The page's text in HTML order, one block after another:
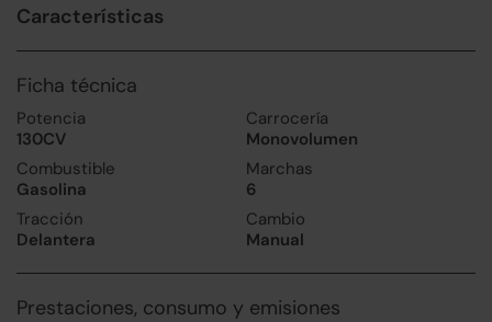
Características
Ficha técnica
Potencia
130CV
Carrocería
Monovolumen
Combustible
Gasolina
Marchas
6
Tracción
Delantera
Cambio
Manual
Prestaciones, consumo y emisiones